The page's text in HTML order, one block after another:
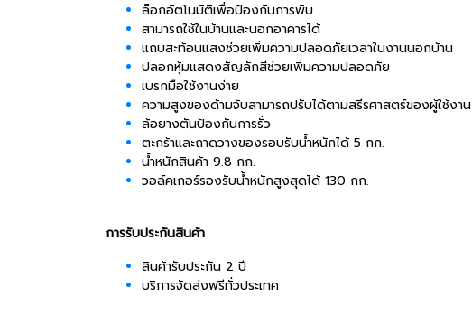
ล็อกอัตโนมัติเพื่อป้องกันการพับ
สามารถใช้ในบ้านและนอกอาคารได้
แถบสะท้อนแสงช่วยเพิ่มความปลอดภัยเวลาในงานนอกบ้าน
ปลอกหุ้มแสดงสัญลักสีช่วยเพิ่มความปลอดภัย
เบรกมือใช้งานง่าย
ความสูงของด้ามจับสามารถปรับได้ตามสรีรศาสตร์ของผู้ใช้งาน
ล้อยางตันป้องกันการรั่ว
ตะกร้าและถาดวางของรอบรับน้ำหนักได้ 5 กก.
น้ำหนักสินค้า 9.8 กก.
วอล์คเกอร์รองรับน้ำหนักสูงสุดได้ 130 กก.
การรับประกันสินค้า
สินค้ารับประกัน 2 ปี
บริการจัดส่งฟรีทั่วประเทศ